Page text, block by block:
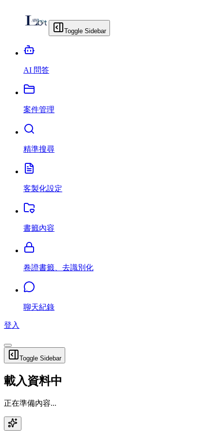
Toggle Sidebar
AI 問答
案件管理
精準搜尋
客製化設定
書籤內容
卷證書籤、去識別化
聊天紀錄
登入
Toggle Sidebar
載入資料中
正在準備內容...